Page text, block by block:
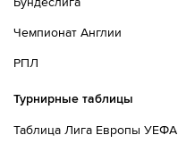
Чемпионат Англии
РПЛ
Турнирные таблицы
Таблица Лига Европы УЕФА